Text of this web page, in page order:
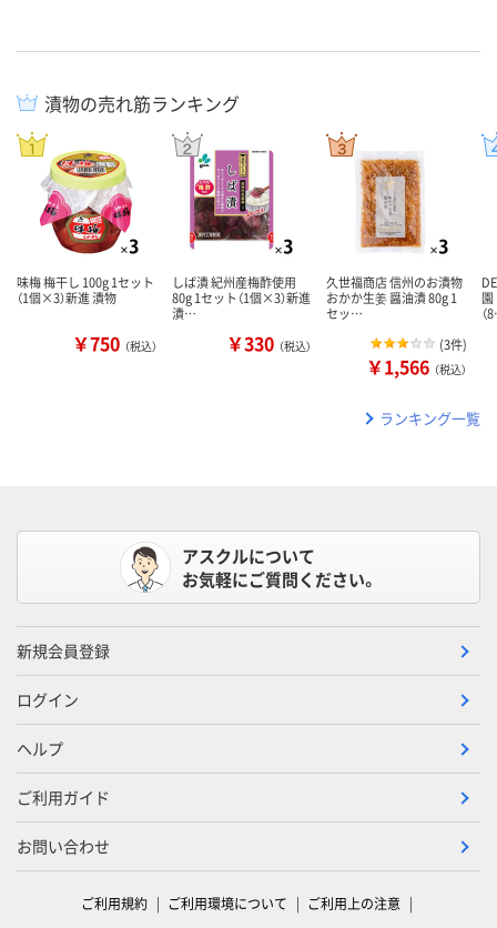
漬物の売れ筋ランキング
味梅 梅干し 100g 1セット
（1個×3）新進 漬物
￥750 （税込）
しば漬 紀州産梅酢使用
80g 1セット（1個×3）新進
漬…
￥330 （税込）
久世福商店 信州のお漬物
おかか生姜 醤油漬 80g 1
セッ…
(3件)
￥1,566 （税込）
（
ランキング一覧
アスクルについて
お気軽にご質問ください。
新規会員登録
ログイン
ヘルプ
ご利用ガイド
お問い合わせ
ご利用規約 ご利用環境について
ご利用上の注意